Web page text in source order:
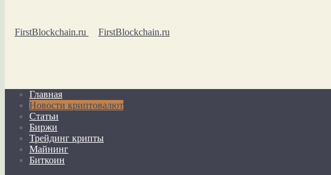
Главная
Новости криптовалют
Статьи
Биржи
Трейдинг крипты
Майнинг
Биткоин